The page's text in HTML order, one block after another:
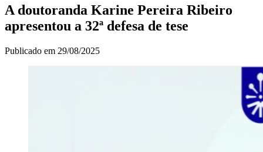
A doutoranda Karine Pereira Ribeiro
apresentou a 32ª defesa de tese
Publicado em 29/08/2025